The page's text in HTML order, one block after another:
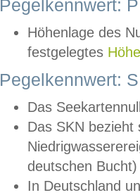
Pegelkennwert:
Höhenlage des
festgelegtes
Pegelkennwert:
Das
Das SKN
deutschen
In Deutschland